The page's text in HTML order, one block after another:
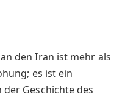
den Iran ist mehr als
es ist ein
Geschichte des